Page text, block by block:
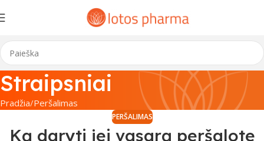
Straipsniai
Pradžia Peršalimas
PERŠALIMAS
Ką daryti jei vasarą peršalote